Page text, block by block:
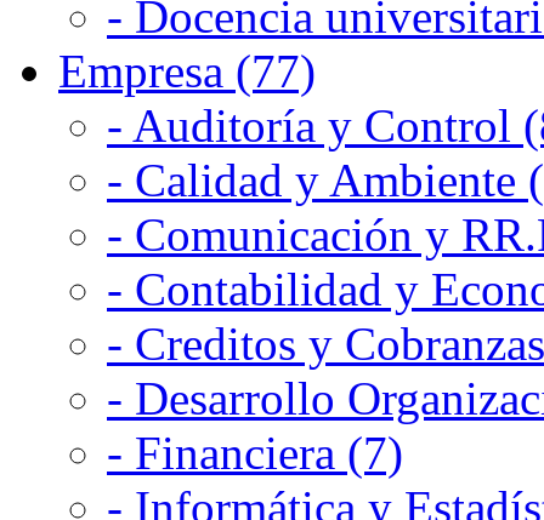
- Docencia
Empresa (77)
- Auditoría y Control
- Calidad y Ambiente
- Comunicación y
- Contabilidad y
- Creditos y
- Desarrollo
- Financiera (7)
- Informática y